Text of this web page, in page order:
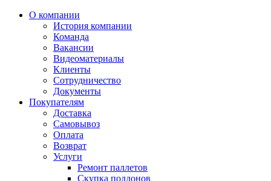
О компании
История компании
Команда
Вакансии
Видеоматериалы
Клиенты
Сотрудничество
Документы
Покупателям
Доставка
Самовывоз
Оплата
Возврат
Услуги
Ремонт паллетов
Скупка поддонов